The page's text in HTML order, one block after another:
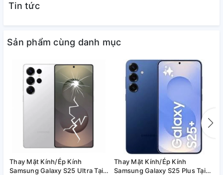
Vì sao chọn A1368?
Ép kính nhanh chóng, lấy liền 1–2 tiếng
Tin tức
Sản phẩm cùng danh mục
Thay Mặt Kính/Ép Kính
Samsung Galaxy S25 Ultra Tại
Thay Mặt Kính/Ép Kính
Samsung Galaxy S25 Plus Tại